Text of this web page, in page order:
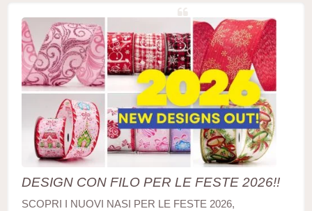
DESIGN CON FILO PER LE FESTE 2026!!
SCOPRI I NUOVI NASI PER LE FESTE 2026,